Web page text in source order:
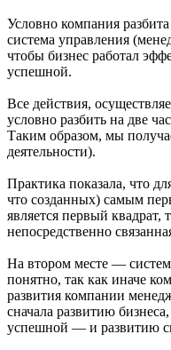
Условно компания
система управления
чтобы бизнес работал
успешной.
Все действия,
условно разбить на две
Таким образом, мы
деятельности).
Практика показала, что
что созданных) самым
является первый квадрат,
непосредственно
На втором месте —
понятно, так как иначе
развития компании
сначала развитию
успешной — и развитию